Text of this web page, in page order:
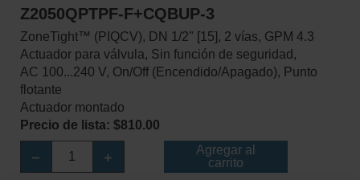
Z2050QPTPF-F+CQBUP-3
ZoneTight™ (PIQCV), DN 1/2" [15], 2 vías, GPM 4.3
Actuador para válvula, Sin función de seguridad,
AC 100...240 V, On/Off (Encendido/Apagado), Punto
flotante
Actuador montado
Precio de lista: $810.00
Agregar al
carrito